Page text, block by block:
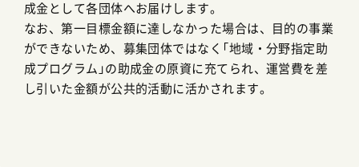
成金として各団体へお届けします。
なお、第一目標金額に達しなかった場合は、目的の事業
ができないため、募集団体ではなく「地域・分野指定助
成プログラム」の助成金の原資に充てられ、運営費を差
し引いた金額が公共的活動に活かされます。